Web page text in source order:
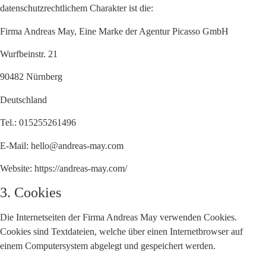
datenschutzrechtlichem Charakter ist die:
Firma Andreas May, Eine Marke der Agentur Picasso GmbH
Wurfbeinstr. 21
90482 Nürnberg
Deutschland
Tel.: 015255261496
E-Mail: hello@andreas-may.com
Website: https://andreas-may.com/
3. Cookies
Die Internetseiten der Firma Andreas May verwenden Cookies.
Cookies sind Textdateien, welche über einen Internetbrowser auf
einem Computersystem abgelegt und gespeichert werden.